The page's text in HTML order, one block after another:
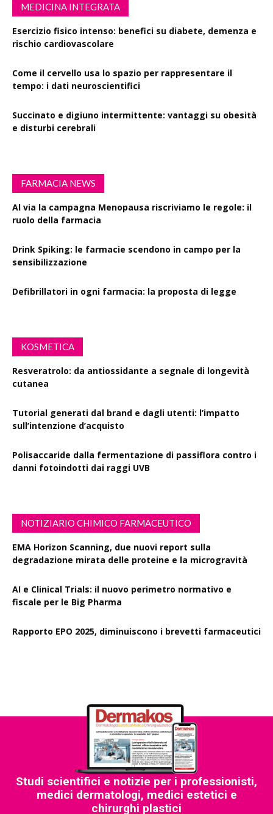
MEDICINA INTEGRATA
Esercizio fisico intenso: benefici su diabete, demenza e
rischio cardiovascolare
Come il cervello usa lo spazio per rappresentare il
tempo: i dati neuroscientifici
Succinato e digiuno intermittente: vantaggi su obesità
e disturbi cerebrali
FARMACIA NEWS
Al via la campagna Menopausa riscriviamo le regole: il
ruolo della farmacia
Drink Spiking: le farmacie scendono in campo per la
sensibilizzazione
Defibrillatori in ogni farmacia: la proposta di legge
KOSMETICA
Resveratrolo: da antiossidante a segnale di longevità
cutanea
Tutorial generati dal brand e dagli utenti: l’impatto
sull’intenzione d’acquisto
Polisaccaride dalla fermentazione di passiflora contro i
danni fotoindotti dai raggi UVB
NOTIZIARIO CHIMICO FARMACEUTICO
EMA Horizon Scanning, due nuovi report sulla
degradazione mirata delle proteine e la microgravità
AI e Clinical Trials: il nuovo perimetro normativo e
fiscale per le Big Pharma
Rapporto EPO 2025, diminuiscono i brevetti farmaceutici
Studi scientifici e notizie per i professionisti,
medici dermatologi, medici estetici e
chirurghi plastici